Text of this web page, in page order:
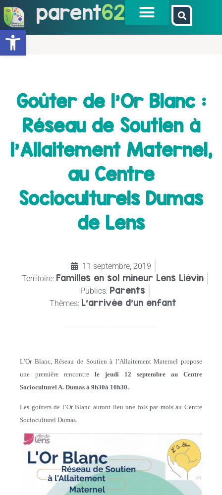
Ouvrir la barre d’outils
parent62
Goûter de l’Or Blanc :
Réseau de Soutien à
l’Allaitement Maternel,
au Centre
Socioculturels Dumas
de Lens
11 septembre, 2019
Territoire: Familles en sol mineur Lens Liévin
Publics: Parents
Thèmes: L'arrivée d'un enfant
L’Or Blanc, Réseau de Soutien à l’Allaitement Maternel propose
une première rencontre le jeudi 12 septembre au Centre
Socioculturel A. Dumas à 9h30à 10h30.
Les goûters de l’Or Blanc auront lieu une fois par mois au Centre
Socioculturel Dumas.